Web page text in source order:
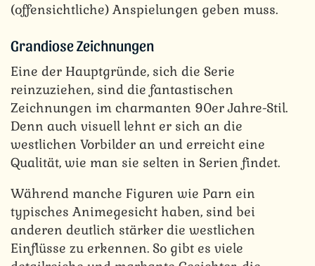
(offensichtliche) Anspielungen geben muss.
Grandiose Zeichnungen
Eine der Hauptgründe, sich die Serie
reinzuziehen, sind die fantastischen
Zeichnungen im charmanten 90er Jahre-Stil.
Denn auch visuell lehnt er sich an die
westlichen Vorbilder an und erreicht eine
Qualität, wie man sie selten in Serien findet.
Während manche Figuren wie Parn ein
typisches Animegesicht haben, sind bei
anderen deutlich stärker die westlichen
Einflüsse zu erkennen. So gibt es viele